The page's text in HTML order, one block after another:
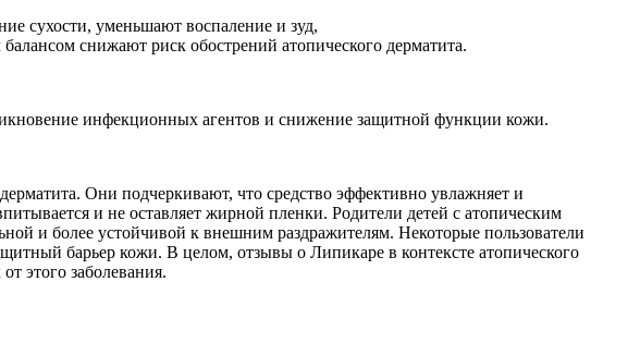
сухости, уменьшают воспаление и зуд,
снижают риск обострений атопического дерматита.
инфекционных агентов и снижение защитной функции кожи.
Они подчеркивают, что средство эффективно увлажняет и
и не оставляет жирной пленки. Родители детей с атопическим
и более устойчивой к внешним раздражителям. Некоторые пользователи
барьер кожи. В целом, отзывы о Липикаре в контексте атопического
этого заболевания.